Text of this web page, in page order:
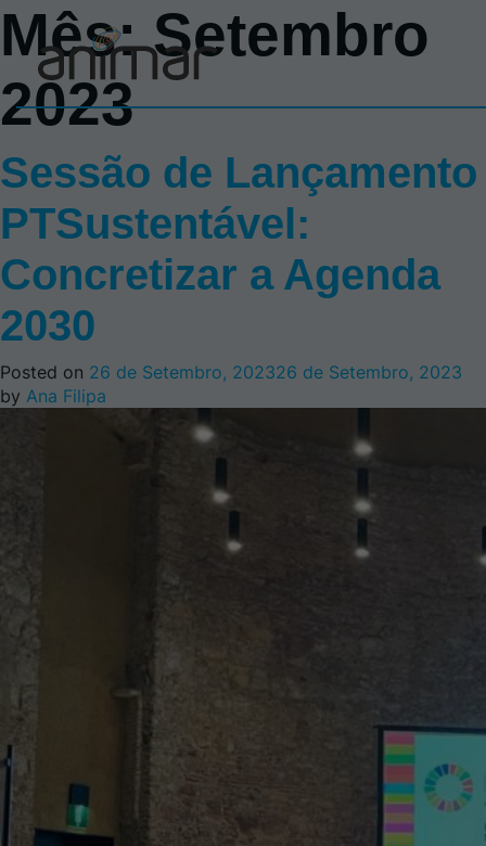
Mês:Setembro
2023
Sessão de Lançamento
PTSustentável:
Concretizar a Agenda
2030
Posted on 26 de Setembro, 202326 de Setembro, 2023
by Ana Filipa